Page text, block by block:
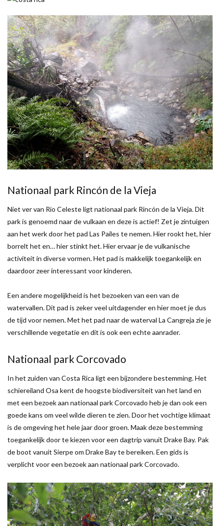
Nationaal park Rincón de la Vieja
Niet ver van Rio Celeste ligt nationaal park Rincón de la Vieja. Dit
park is genoemd naar de vulkaan en deze is actief! Zet je zintuigen
aan het werk door het pad Las Pailes te nemen. Hier rookt het, hier
borrelt het en… hier stinkt het. Hier ervaar je de vulkanische
activiteit in diverse vormen. Het pad is makkelijk toegankelijk en
daardoor zeer interessant voor kinderen.
Een andere mogelijkheid is het bezoeken van een van de
watervallen. Dit pad is zeker veel uitdagender en hier moet je dus
de tijd voor nemen. Met het pad naar de waterval La Cangreja zie je
verschillende vegetatie en dit is ook een echte aanrader.
Nationaal park Corcovado
In het zuiden van Costa Rica ligt een bijzondere bestemming. Het
schiereiland Osa kent de hoogste biodiversiteit van het land en
met een bezoek aan nationaal park Corcovado heb je dan ook een
goede kans om veel wilde dieren te zien. Door het vochtige klimaat
is de omgeving het hele jaar door groen. Maak deze bestemming
toegankelijk door te kiezen voor een dagtrip vanuit Drake Bay. Pak
de boot vanuit Sierpe om Drake Bay te bereiken. Een gids is
verplicht voor een bezoek aan nationaal park Corcovado.